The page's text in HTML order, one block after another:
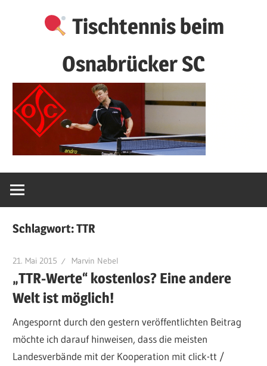
Tischtennis beim
Osnabrücker SC
Schlagwort:TTR
21. Mai 2015 Marvin Nebel
„TTR-Werte“ kostenlos? Eine andere
Welt ist möglich!
Angespornt durch den gestern veröffentlichten Beitrag
möchte ich darauf hinweisen, dass die meisten
Landesverbände mit der Kooperation mit click-tt /